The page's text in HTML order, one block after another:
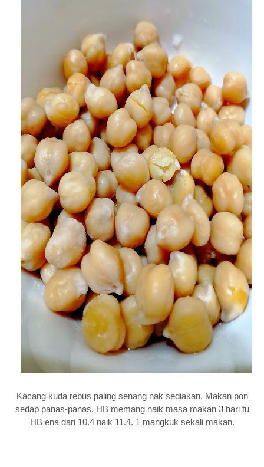
Kacang kuda rebus paling senang nak sediakan. Makan pon
sedap panas-panas. HB memang naik masa makan 3 hari tu
HB ena dari 10.4 naik 11.4. 1 mangkuk sekali makan.